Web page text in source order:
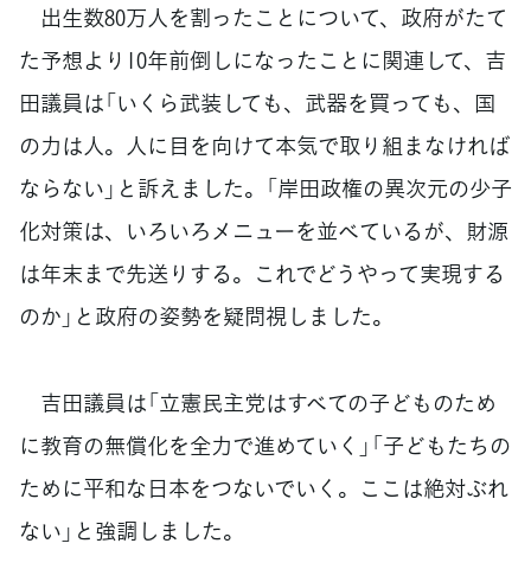
出生数80万人を割ったことについて、政府がたて
た予想より10年前倒しになったことに関連して、吉
田議員は「いくら武装しても、武器を買っても、国
の力は人。人に目を向けて本気で取り組まなければ
ならない」と訴えました。「岸田政権の異次元の少子
化対策は、いろいろメニューを並べているが、財源
は年末まで先送りする。これでどうやって実現する
のか」と政府の姿勢を疑問視しました。
吉田議員は「立憲民主党はすべての子どものため
に教育の無償化を全力で進めていく」「子どもたちの
ために平和な日本をつないでいく。ここは絶対ぶれ
ない」と強調しました。